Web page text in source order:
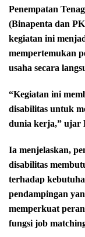
Penempatan
(Binapenta dan
kegiatan ini
mempertemukan
usaha secara
“Kegiatan ini
disabilitas untuk
dunia kerja,” ujar
Ia menjelaskan,
disabilitas
terhadap
pendampingan
memperkuat
fungsi job